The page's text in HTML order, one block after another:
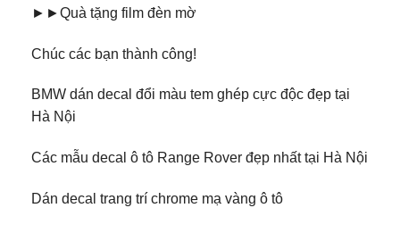
►►Quà tặng film đèn mờ
Chúc các bạn thành công!
BMW dán decal đổi màu tem ghép cực độc đẹp tại
Hà Nội
Các mẫu decal ô tô Range Rover đẹp nhất tại Hà Nội
Dán decal trang trí chrome mạ vàng ô tô